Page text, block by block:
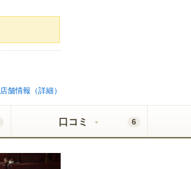
店舗情報（詳細）
口コミ 6